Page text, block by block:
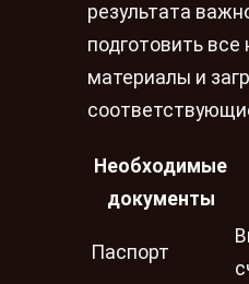
результата
подготовить
материалы и
Необходимые
документы
Паспорт